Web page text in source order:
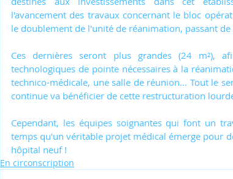
l'avancement des travaux concernant le bloc
le doublement de l'unité de réanimation, passant de
Ces dernières seront plus grandes (24 m²),
technologiques de pointe nécessaires à la
technico-médicale, une salle de réunion... Tout le
continue va bénéficier de cette restructuration
Cependant, les équipes soignantes qui font un
temps qu'un véritable projet médical émerge pour
hôpital neuf !
En circonscription